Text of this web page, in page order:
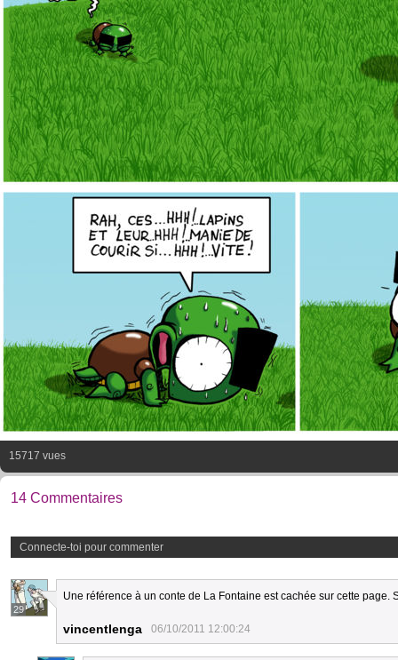
15717 vues
14 Commentaires
Connecte-toi pour commenter
29
Une référence à un conte de La Fontaine est cachée sur cette page.
vincentlenga 06/10/2011 12:00:24